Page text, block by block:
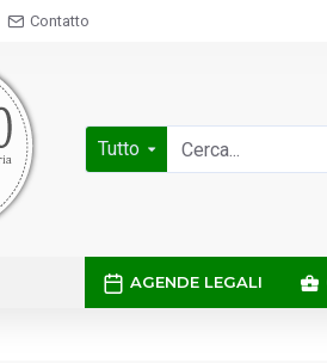
Contatto
Tutto
AGENDE LEGALI